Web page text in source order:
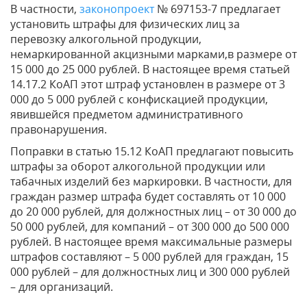
В частности, законопроект№ 697153-7 предлагает
установить штрафы для физических лиц за
перевозку алкогольной продукции,
немаркированной акцизными марками,в размере от
15 000 до 25 000 рублей. В настоящее время статьей
14.17.2 КоАП этот штраф установлен в размере от 3
000 до 5 000 рублей с конфискацией продукции,
явившейся предметом административного
правонарушения.
Поправки в статью 15.12 КоАП предлагают повысить
штрафы за оборот алкогольной продукции или
табачных изделий без маркировки. В частности, для
граждан размер штрафа будет составлять от 10 000
до 20 000 рублей, для должностных лиц – от 30 000 до
50 000 рублей, для компаний – от 300 000 до 500 000
рублей. В настоящее время максимальные размеры
штрафов составляют – 5 000 рублей для граждан, 15
000 рублей – для должностных лиц и 300 000 рублей
– для организаций.